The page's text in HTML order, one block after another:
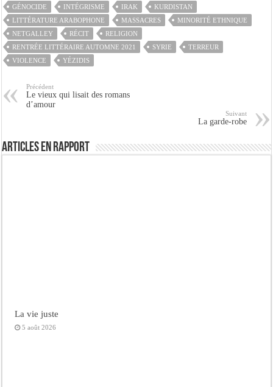
GÉNOCIDE
INTÉGRISME IRAK
KURDISTAN
LITTÉRATURE ARABOPHONE
MASSACRES
MINORITÉ ETHNIQUE
NETGALLEY
RÉCIT
RELIGION
RENTRÉE LITTÉRAIRE AUTOMNE 2021
SYRIE
TERREUR
VIOLENCE
YÉZIDIS
Précédent
Le vieux qui lisait des romans
d’amour
Suivant
La garde-robe
Articles en rapport
La vie juste
5 août 2026